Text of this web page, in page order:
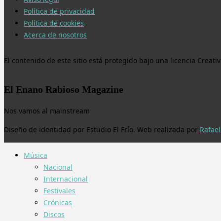
Política de privacidad
Política de cookies
Acerca de nosotros
El contenido de este sitio está protegido bajo una licencia
El Enano Rabioso Magazine
Nos vamos al mainstream
Diseño de identidad por Estudio El Frío. Web realizada por
Música
Nacional
Internacional
Festivales
Crónicas
Discos